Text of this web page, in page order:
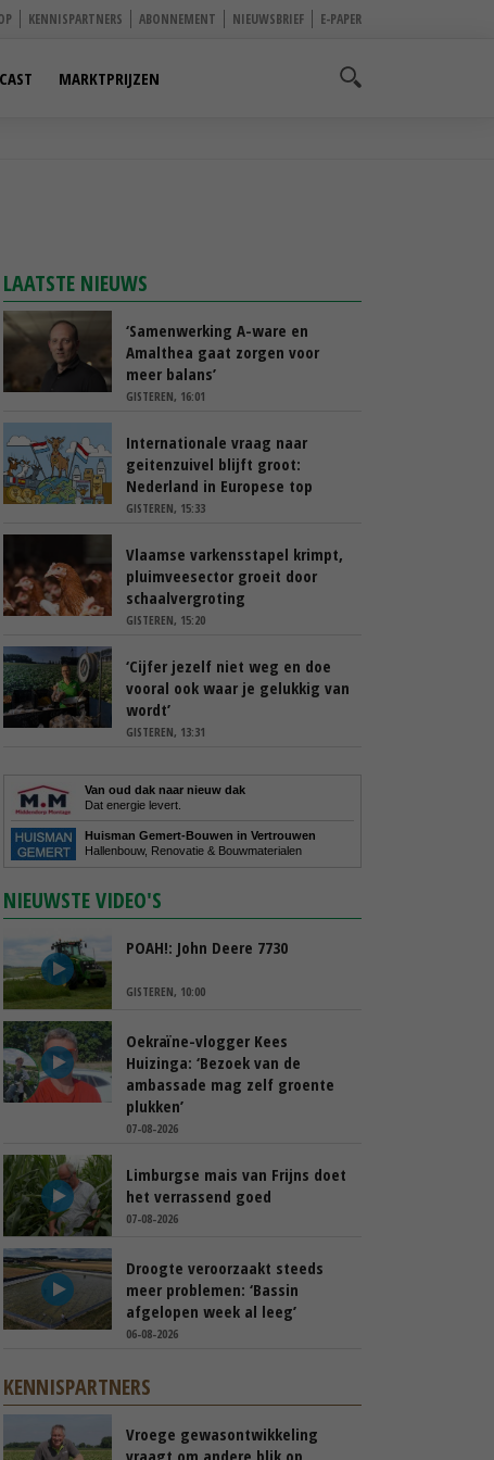
KENNISPARTNERS ABONNEMENT NIEUWSBRIEF E-PAPER
MARKTPRIJZEN
LAATSTE NIEUWS
‘Samenwerking A-ware en
Amalthea gaat zorgen voor
meer balans’
GISTEREN, 16:01
Internationale vraag naar
geitenzuivel blijft groot:
Nederland in Europese top
GISTEREN, 15:33
Vlaamse varkensstapel krimpt,
pluimveesector groeit door
schaalvergroting
GISTEREN, 15:20
‘Cijfer jezelf niet weg en doe
vooral ook waar je gelukkig van
wordt’
GISTEREN, 13:31
Van oud dak naar nieuw dak
Dat energie levert.
Huisman Gemert-Bouwen in Vertrouwen
Hallenbouw, Renovatie & Bouwmaterialen
NIEUWSTE VIDEO'S
POAH!: John Deere 7730
GISTEREN, 10:00
Oekraïne-vlogger Kees
Huizinga: ‘Bezoek van de
ambassade mag zelf groente
plukken’
07-08-2026
Limburgse mais van Frijns doet
het verrassend goed
07-08-2026
Droogte veroorzaakt steeds
meer problemen: ‘Bassin
afgelopen week al leeg’
06-08-2026
KENNISPARTNERS
Vroege gewasontwikkeling
vraagt om andere blik op